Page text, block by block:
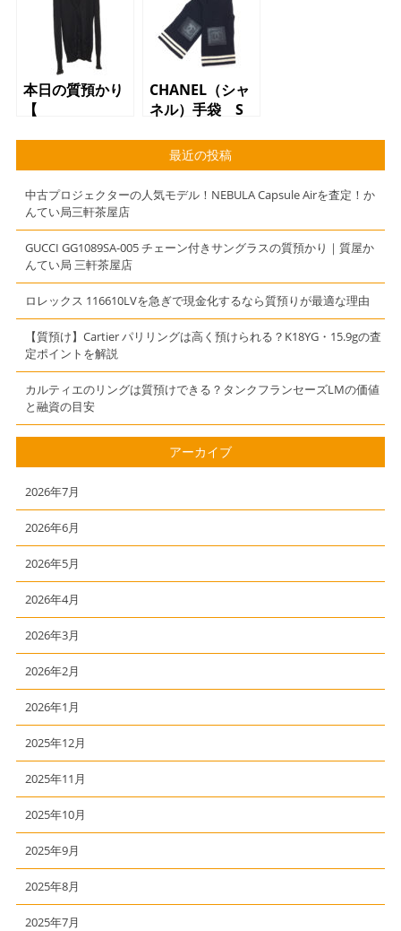
ー）ネックレ
ス オープンハ
ート シルバー
（SV925）】
ンドファスナー
長財布 ネメ
ス】
本日の質預かり
【
ディガン M
ブラック】
CHANEL（シャ
ネル）手袋 S
ク ココマーク
最近の投稿
中古プロジェクターの人気モデル！NEBULA Capsule Airを査定！か
んてい局三軒茶屋店
GUCCI GG1089SA-005 チェーン付きサングラスの質預かり｜質屋か
んてい局 三軒茶屋店
ロレックス 116610LVを急ぎで現金化するなら質預りが最適な理由
【質預け】Cartier パリリングは高く預けられる？K18YG・15.9gの査
定ポイントを解説
カルティエのリングは質預けできる？タンクフランセーズLMの価値
と融資の目安
アーカイブ
2026年7月
2026年6月
2026年5月
2026年4月
2026年3月
2026年2月
2026年1月
2025年12月
2025年11月
2025年10月
2025年9月
2025年8月
2025年7月